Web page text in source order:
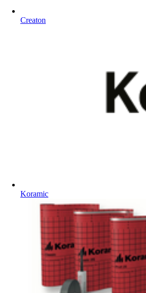
Creaton
Koramic